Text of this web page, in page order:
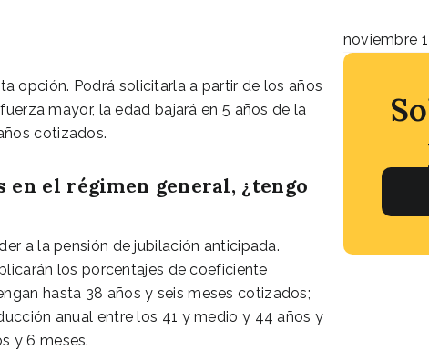
opción. Podrá solicitarla a partir de los años
mayor, la edad bajará en 5 años de la
cotizados.
en el régimen general, ¿tengo
a la pensión de jubilación anticipada.
los porcentajes de coeficiente
hasta 38 años y seis meses cotizados;
anual entre los 41 y medio y 44 años y
y 6 meses.
noviembre